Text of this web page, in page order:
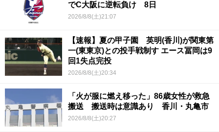
でC大阪に逆転負け 8日
2026/8/8(土)21:07
【速報】夏の甲子園 英明(香川)が関東第
一(東東京)との投手戦制す エース冨岡は9
回1失点完投
2026/8/8(土)20:34
「火が服に燃え移った」86歳女性が救急
搬送 搬送時は意識あり 香川・丸亀市
2026/8/8(土)20:27